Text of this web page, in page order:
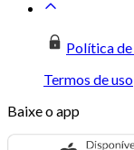
Política
Termos de uso
Baixe o app